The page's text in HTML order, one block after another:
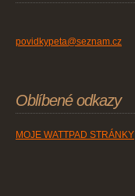
povidkypeta@seznam.cz
Oblíbené odkazy
MOJE WATTPAD STRÁNKY